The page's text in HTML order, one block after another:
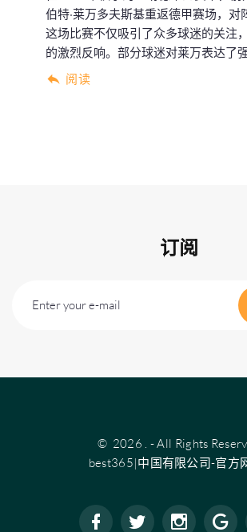
伯特·莱万多夫斯基重返德甲赛场，对
这场比赛不仅吸引了众多球迷的关注
的激烈反响。部分球迷对莱万表达了
阅读
订阅
Enter your e-mail
© 2026 . - All Rights
best365|中国有限公司-官方